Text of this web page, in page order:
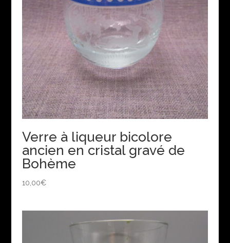
Verre à liqueur bicolore
ancien en cristal gravé de
Bohème
10,00€